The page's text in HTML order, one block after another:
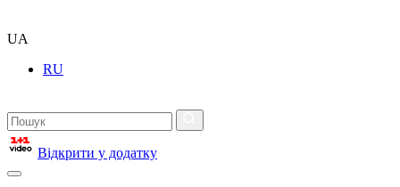
UA
RU
Відкрити у додатку